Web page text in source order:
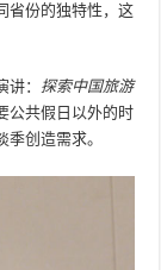
省份的独特性，这
： 探索中国旅游
公共假日以外的时
创造需求。